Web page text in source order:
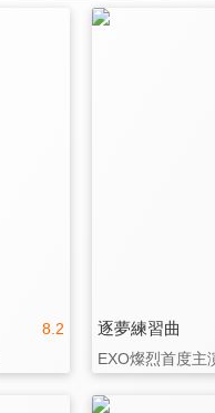
8.2 逐夢練習曲
EXO燦烈首度主